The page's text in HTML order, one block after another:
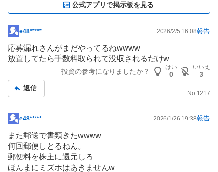
公式アプリで掲示板を見る
掲
示
板
事
e48***** 2026/2/5 16:08報告
応募漏れさんがまだやってるねwwww
放置してたら手数料取られて没収されるだけw
投資の参考になりましたか？
はい
0
いいえ
3
返信
No. 1217
掲
示
板
記
事
e48***** 2026/1/26 19:38報告
また郵送で書類きたwwww
何回郵便しとるねん。
郵便料を株主に還元しろ
ほんまにミズホはあきませんw